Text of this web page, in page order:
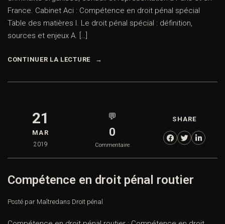
France. Cabinet Aci : Compétence en droit pénal spécial
Table des matières I. Le droit pénal spécial : définition,
sources et enjeux A. […]
CONTINUER LA LECTURE
21
MAR
2019
💬
0
Commentaire
SHARE
Compétence en droit pénal routier
Posté par Maîtredans Droit pénal